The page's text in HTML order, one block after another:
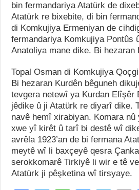
bin fermandariya Atatürk de
Atatürk re bixebite, di bin
di Komkujiya Ermeniyan de
fermandariya Komkujiya Pontûs
Anatoliya mane dike. Bi hezaran
Topal Osman di Komkujiya
Bi hezaran Kurdên bêguneh
tevgera netewî ya Kurdan Elîşêr
jêdike û ji Atatürk re diyarî dike.
navê hemî xirabiyan. Komara
xwe yî kirêt û tarî bi destê wî
avrêla 1923’an de bi fermana
meytê wî li baxçeyê qesra
serokkomarê Tirkiyê li wir e tê
Atatürk ji pêşketina wî tirsyaye.